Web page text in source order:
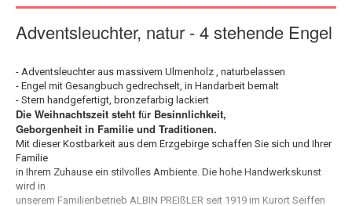
Adventsleuchter, natur - 4 stehende Engel
- Adventsleuchter aus massivem Ulmenholz , naturbelassen
- Engel mit Gesangbuch gedrechselt, in Handarbeit bemalt
- Stern handgefertigt, bronzefarbig lackiert
Die Weihnachtszeit steht für Besinnlichkeit,
Geborgenheit in Familie und Traditionen.
Mit dieser Kostbarkeit aus dem Erzgebirge schaffen Sie sich und Ihrer
Familie
in Ihrem Zuhause ein stilvolles Ambiente. Die hohe Handwerkskunst
wird in
unserem Familienbetrieb ALBIN PREIßLER seit 1919 im Kurort Seiffen